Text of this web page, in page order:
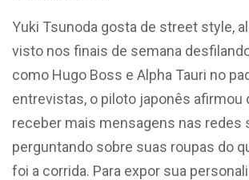
Yuki Tsunoda gosta de street style,
visto nos finais de semana
como Hugo Boss e Alpha Tauri no
entrevistas, o piloto japonês afirmou
receber mais mensagens nas redes
perguntando sobre suas roupas do
foi a corrida. Para expor sua